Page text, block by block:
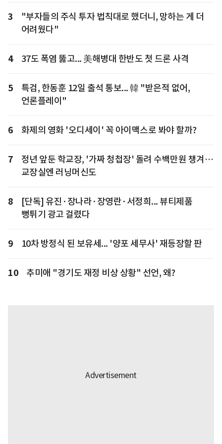
3
"부자들의 주식 투자 법칙대로 했더니, 망하는 게 더
어려웠다"
4 37도 폭염 뚫고... 美해병대 한반도 첫 드론 사격
5
특검, 한동훈 12일 출석 통보... 韓 "받은적 없어,
언론플레이"
6 화제의 영화 '오디세이' 꼭 아이맥스로 봐야 할까?
7
정년 앞둔 학교장, '가짜 청첩장' 돌려 수백만원 챙겨…
교장실엔 러닝머신도
8
[단독] 유진·장나라·장영란·서정희... 뷰티제품
뻥튀기 광고 걸렸다
9 10차 방정식 된 보유세... '양포 세무사' 재등장할 판
10 추미애 "경기도 재정 비상 상황" 선언, 왜?